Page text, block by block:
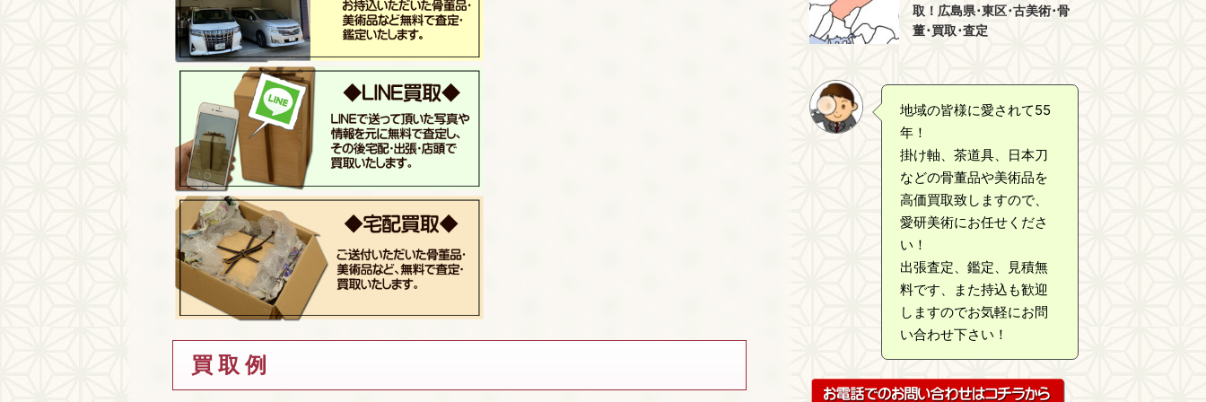
買 取 例
取！広島県･東区･古美術･骨
董･買取･査定
地域の皆様に愛されて55
年！
掛け軸、茶道具、日本刀
などの骨董品や美術品を
高価買取致しますので、
愛研美術にお任せくださ
い！
出張査定、鑑定、見積無
料です、また持込も歓迎
しますのでお気軽にお問
い合わせ下さい！